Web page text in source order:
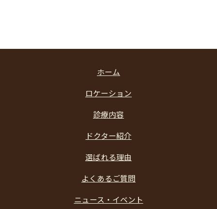
ホーム
ロケーション
診療内容
ドクター紹介
選ばれる理由
よくあるご質問
ニュース・イベント